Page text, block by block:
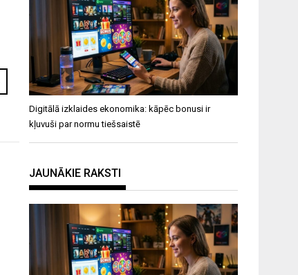
Digitālā izklaides ekonomika: kāpēc bonusi ir
kļuvuši par normu tiešsaistē
JAUNĀKIE RAKSTI